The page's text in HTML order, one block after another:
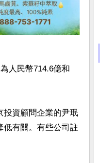
人民幣714.6億和
投資顧問企業的尹珉
低有關。有些公司註